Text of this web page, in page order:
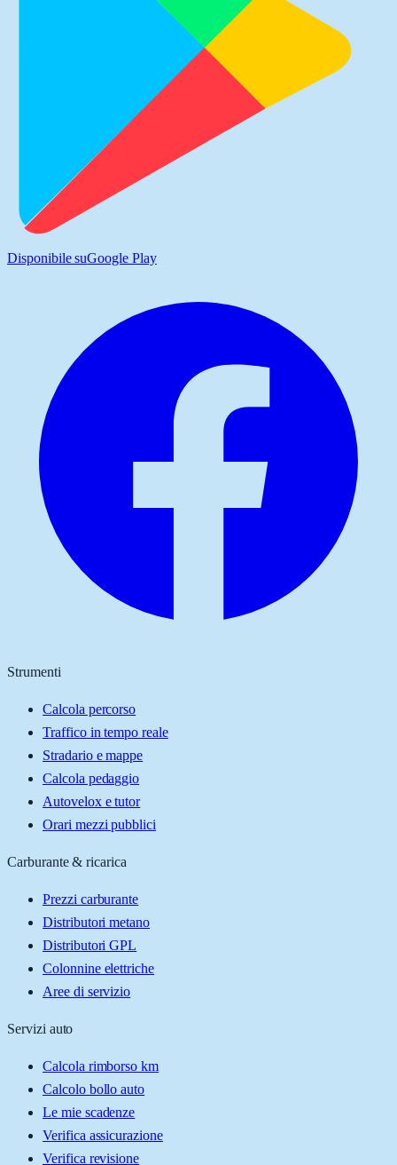
Disponibile suGoogle Play
Strumenti
Calcola percorso
Traffico in tempo reale
Stradario e mappe
Calcola pedaggio
Autovelox e tutor
Orari mezzi pubblici
Carburante & ricarica
Prezzi carburante
Distributori metano
Distributori GPL
Colonnine elettriche
Aree di servizio
Servizi auto
Calcola rimborso km
Calcolo bollo auto
Le mie scadenze
Verifica assicurazione
Verifica revisione